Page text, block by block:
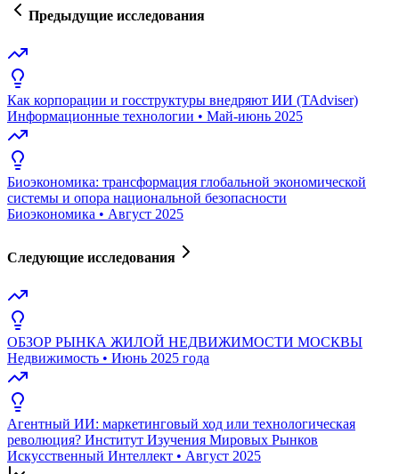
Предыдущие исследования
Как корпорации и госструктуры внедряют ИИ (TAdviser)
Информационные технологии • Май-июнь 2025
Биоэкономика: трансформация глобальной экономической
системы и опора национальной безопасности
Биоэкономика • Август 2025
Следующие исследования
ОБЗОР РЫНКА ЖИЛОЙ НЕДВИЖИМОСТИ МОСКВЫ
Недвижимость • Июнь 2025 года
Агентный ИИ: маркетинговый ход или технологическая
революция? Институт Изучения Мировых Рынков
Искусственный Интеллект • Август 2025